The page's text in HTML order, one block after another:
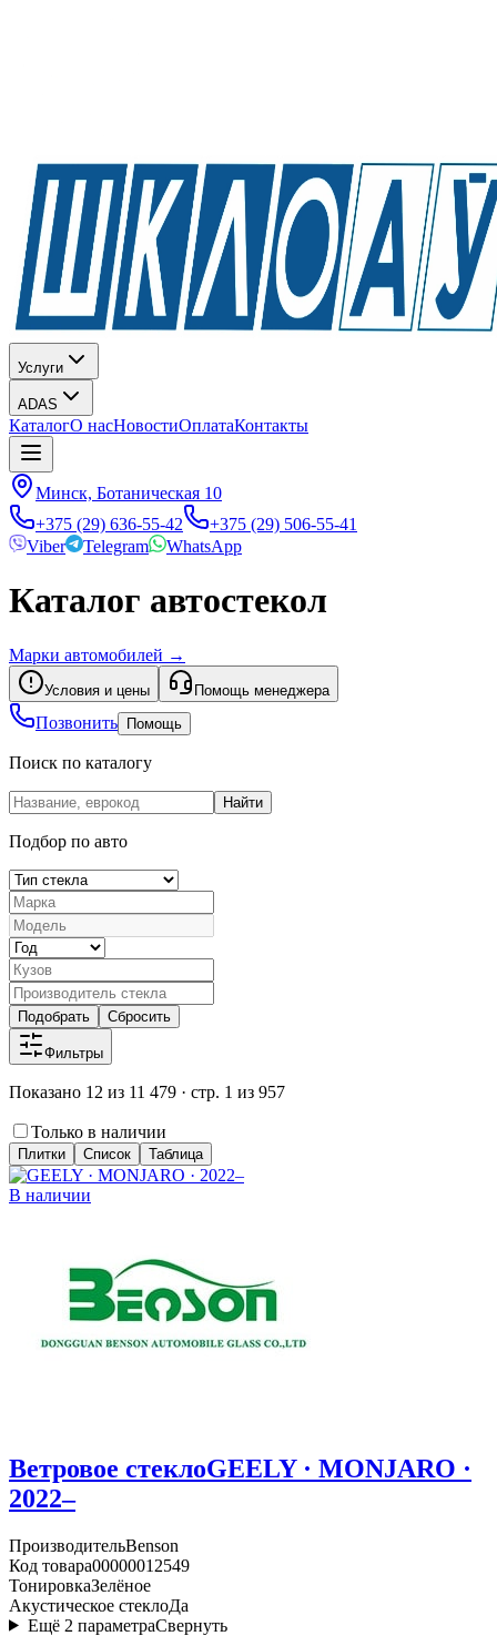
Услуги
ADAS
КаталогО насНовостиОплатаКонтакты
Минск, Ботаническая 10
+375 (29) 636-55-42
+375 (29) 506-55-41
Viber
Telegram WhatsApp
Каталог автостекол
Марки автомобилей →
Условия и цены Помощь менеджера
Позвонить Помощь
Поиск по каталогу
Найти
Подбор по авто
Подобрать Сбросить
Фильтры
Показано 12 из 11 479 · стр. 1 из 957
Только в наличии
Плитки Список Таблица
В наличии
Ветровое стеклоGEELY · MONJARO ·
2022–
ПроизводительBenson
Код товара00000012549
ТонировкаЗелёное
Акустическое стеклоДа
Ещё 2 параметраСвернуть